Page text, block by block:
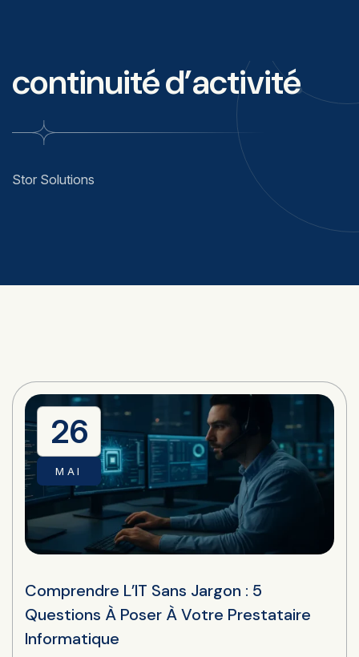
continuité d’activité
Stor Solutions
26
MAI
Comprendre L’IT Sans Jargon : 5
Questions À Poser À Votre Prestataire
Informatique